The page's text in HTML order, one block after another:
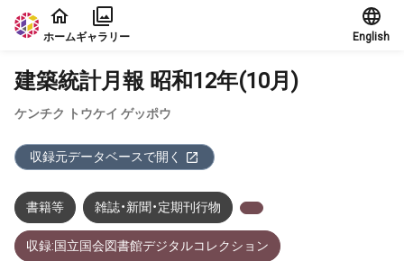
本文に飛ぶ
ホームギャラリー English
建築統計月報 昭和12年(10月)
ケンチク トウケイ ゲッポウ
収録元データベースで開く
書籍等 雑誌・新聞・定期刊行物
収録:国立国会図書館デジタルコレクション